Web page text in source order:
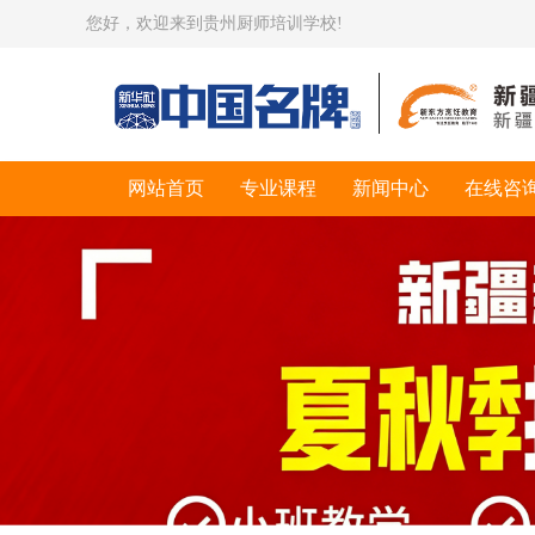
您好，欢迎来到贵州厨师培训学校!
网站首页 专业课程 新闻中心 在线咨